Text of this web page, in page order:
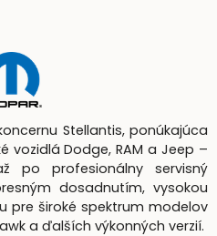
Stellantis, ponúkajúca
vozidlá Dodge, RAM a Jeep –
po profesionálny servisný
dosadnutím, vysokou
pre široké spektrum modelov
a ďalších výkonných verzií.